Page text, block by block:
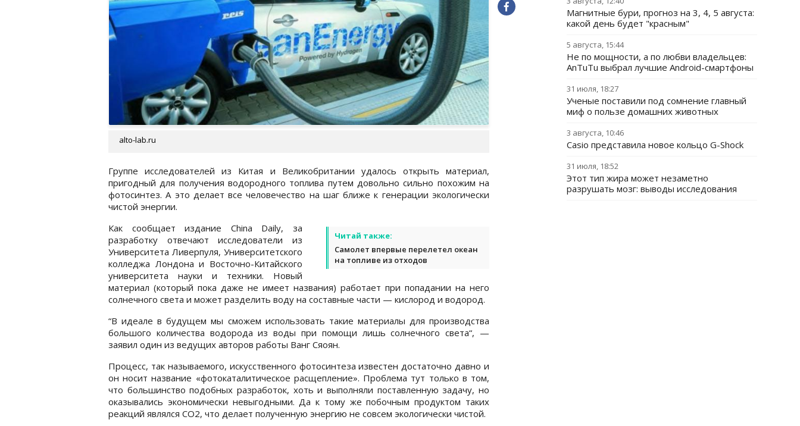
alto-lab.ru
Группе исследователей из Китая и Великобритании удалось открыть материал,
пригодный для получения водородного топлива путем довольно сильно похожим на
фотосинтез. А это делает все человечество на шаг ближе к генерации экологически
чистой энергии.
Читай также:
Самолет впервые перелетел океан
на топливе из отходов
Как сообщает издание China Daily, за
разработку отвечают исследователи из
Университета Ливерпуля, Университетского
колледжа Лондона и Восточно-Китайского
университета науки и техники. Новый
материал (который пока даже не имеет названия) работает при попадании на него
солнечного света и может разделить воду на составные части — кислород и водород.
“В идеале в будущем мы сможем использовать такие материалы для производства
большого количества водорода из воды при помощи лишь солнечного света“, —
заявил один из ведущих авторов работы Ванг Сяоян.
Процесс, так называемого, искусственного фотосинтеза известен достаточно давно и
он носит название «фотокаталитическое расщепление». Проблема тут только в том,
что большинство подобных разработок, хоть и выполняли поставленную задачу, но
оказывались экономически невыгодными. Да к тому же побочным продуктом таких
реакций являлся СО2, что делает полученную энергию не совсем экологически чистой.
Магнитные бури, прогноз на 3, 4, 5 августа:
какой день будет "красным"
5 августа, 15:44
Не по мощности, а по любви владельцев:
AnTuTu выбрал лучшие Android-смартфоны
31 июля, 18:27
Ученые поставили под сомнение главный
миф о пользе домашних животных
3 августа, 10:46
Casio представила новое кольцо G-Shock
31 июля, 18:52
Этот тип жира может незаметно
разрушать мозг: выводы исследования